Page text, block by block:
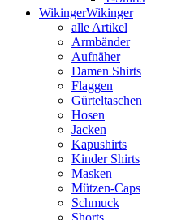
WikingerWikinger
alle Artikel
Armbänder
Aufnäher
Damen Shirts
Flaggen
Gürteltaschen
Hosen
Jacken
Kapushirts
Kinder Shirts
Masken
Mützen-Caps
Schmuck
Shorts